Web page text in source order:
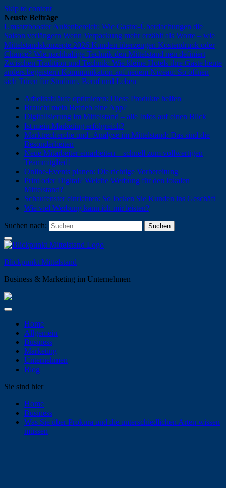
Skip to content
Neuste Beiträge
Umsatzbooster Außenbereich: Wie Gastro-Überdachungen die
Saison verlängern Wenn Verpackung mehr erzählt als Worte – wie
Mittelstandskonzepte 2026 Kunden überzeugen Kostendruck oder
Chance? Wie nachhaltige Technik den Mittelstand neu definiert
Zwischen Tradition und Technik: Wie kleine Hotels ihre Gäste heute
anders begeistern Kommunikation auf neuem Niveau: So öffnen
sich Türen für Studium, Beruf und Leben
Arbeitsabläufe optimieren: Diese Produkte helfen
Braucht mein Betrieb eine App?
Digitalisierung im Mittelstand – alle Infos auf einen Blick
Ist mein Marketing erfolgreich?
Marktrecherche und -Analyse im Mittelstand: Das sind die
Besonderheiten
Neue Mitarbeiter einarbeiten – schnell zum vollwertigen
Teammitglied!
Online-Events planen: Die richtige Vorbereitung
Print oder Digital? Welche Werbung für den lokalen
Mittelstand?
Schaufenster einrichten: So locken Sie Kunden ins Geschäft
Wie viel Werbung kann ich mir leisten?
Suchen nach:
Blickpunkt Mittelstand
Business & Marketing im Unternehmen
Home
Allgemein
Business
Marketing
Unternehmen
Blog
Sie sind hier
Home
Business
Was Sie über Prokura und die unterschiedlichen Arten wissen
müssen